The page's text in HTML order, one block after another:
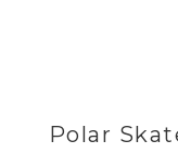
Polar